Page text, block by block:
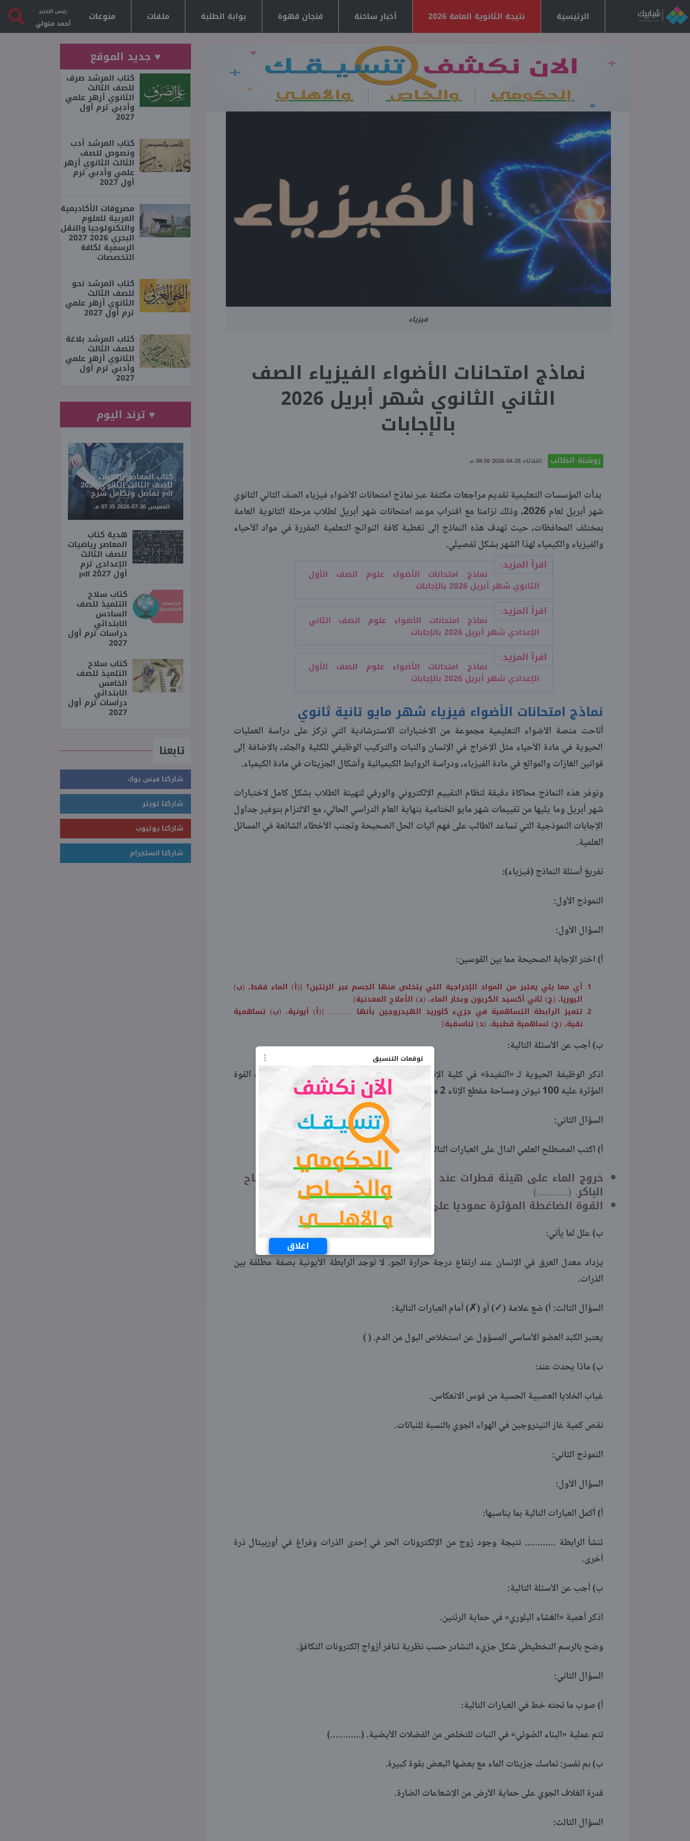
توقعات التنسيق
اغلاق
الرئيسية نتيجة الثانوية العامة 2026 أخبار ساخنة فنجان قهوة بوابة الطلبة ملفات منوعات رئيس التحرير
أحمد متولي
فيزياء
نماذج امتحانات الأضواء الفيزياء الصف
الثاني الثانوي شهر أبريل 2026
بالإجابات
روشتة الطالب الثلاثاء 28-04-2026 08:50 مـ
بدأت المؤسسات التعليمية تقديم مراجعات مكثفة عبر نماذج امتحانات الأضواء فيزياء الصف الثاني الثانوي
شهر أبريل لعام 2026، وذلك تزامنا مع اقتراب موعد امتحانات شهر أبريل لطلاب مرحلة الثانوية العامة
بمختلف المحافظات، حيث تهدف هذه النماذج إلى تغطية كافة النواتج التعلمية المقررة في مواد الأحياء
والفيزياء والكيمياء لهذا الشهر بشكل تفصيلي.
اقرأ المزيد:
نماذج امتحانات الأضواء علوم الصف الأول
الثانوي شهر أبريل 2026 بالإجابات
اقرأ المزيد:
نماذج امتحانات الأضواء علوم الصف الثاني
الإعدادي شهر أبريل 2026 بالإجابات
اقرأ المزيد:
نماذج امتحانات الأضواء علوم الصف الأول
الإعدادي شهر أبريل 2026 بالإجابات
نماذج امتحانات الأضواء فيزياء شهر مايو تانية ثانوي
أتاحت منصة الأضواء التعليمية مجموعة من الاختبارات الاسترشادية التي تركز على دراسة العمليات
الحيوية في مادة الأحياء مثل الإخراج في الإنسان والنبات والتركيب الوظيفي للكلية والجلد، بالإضافة إلى
قوانين الغازات والموائع في مادة الفيزياء، ودراسة الروابط الكيميائية وأشكال الجزيئات في مادة الكيمياء.
وتوفر هذه النماذج محاكاة دقيقة لنظام التقييم الإلكتروني والورقي لتهيئة الطلاب بشكل كامل لاختبارات
شهر أبريل وما يليها من تقييمات شهر مايو الختامية بنهاية العام الدراسي الحالي، مع الالتزام بتوفير جداول
الإجابات النموذجية التي تساعد الطالب على فهم آليات الحل الصحيحة وتجنب الأخطاء الشائعة في المسائل
العلمية.
تفريغ أسئلة النماذج (فيزياء):
النموذج الأول:
السؤال الأول:
أ) اختر الإجابة الصحيحة مما بين القوسين:
أي مما يلي يعتبر من المواد الإخراجية التي يتخلص منها الجسم عبر الرئتين؟ [(أ) الماء فقط، (ب)
اليوريا، (ج) ثاني أكسيد الكربون وبخار الماء، (د) الأملاح المعدنية]
تتميز الرابطة التساهمية في جزيء كلوريد الهيدروجين بأنها ............ [(أ) أيونية، (ب) تساهمية
نقية، (ج) تساهمية قطبية، (د) تناسقية]
ب) أجب عن الأسئلة التالية:
اذكر الوظيفة الحيوية لـ «النفيدة» في كلية الإنسان. احسب ضغط غاز محبوس في إناء إذا كانت القوة
المؤثرة عليه 100 نيوتن ومساحة مقطع الإناء 2 متر مربع.
السؤال الثاني:
أ) اكتب المصطلح العلمي الدال على العبارات التالية:
خروج الماء على هيئة قطرات عند أطراف أوراق بعض النباتات في الصباح
الباكر. (............)
القوة الضاغطة المؤثرة عموديا على وحدة المساحات. (............)
ب) علل لما يأتي:
يزداد معدل العرق في الإنسان عند ارتفاع درجة حرارة الجو. لا توجد الرابطة الأيونية بصفة مطلقة بين
الذرات.
السؤال الثالث: أ) ضع علامة (✓) أو (✗) أمام العبارات التالية:
يعتبر الكبد العضو الأساسي المسؤول عن استخلاص البول من الدم. ( )
ب) ماذا يحدث عند:
غياب الخلايا العصبية الحسية من قوس الانعكاس.
نقص كمية غاز النيتروجين في الهواء الجوي بالنسبة للنباتات.
النموذج الثاني:
السؤال الأول:
أ) أكمل العبارات التالية بما يناسبها:
تنشأ الرابطة ............ نتيجة وجود زوج من الإلكترونات الحر في إحدى الذرات وفراغ في أوربيتال ذرة
أخرى.
ب) أجب عن الأسئلة التالية:
اذكر أهمية «الغشاء البلوري» في حماية الرئتين.
وضح بالرسم التخطيطي شكل جزيء النشادر حسب نظرية تنافر أزواج إلكترونات التكافؤ.
السؤال الثاني:
أ) صوب ما تحته خط في العبارات التالية:
تتم عملية «البناء الضوئي» في النبات للتخلص من الفضلات الأيضية. (............)
ب) بم تفسر: تماسك جزيئات الماء مع بعضها البعض بقوة كبيرة.
قدرة الغلاف الجوي على حماية الأرض من الإشعاعات الضارة.
السؤال الثالث:
♥ جديد الموقع
كتاب المرشد صرف
للصف الثالث
الثانوي أزهر علمي
وأدبي ترم أول
2027
كتاب المرشد أدب
ونصوص للصف
الثالث الثانوي أزهر
علمي وأدبي ترم
أول 2027
مصروفات الأكاديمية
العربية للعلوم
والتكنولوجيا والنقل
البحري 2026 2027
الرسمية لكافة
التخصصات
كتاب المرشد نحو
للصف الثالث
الثانوي أزهر علمي
ترم أول 2027
كتاب المرشد بلاغة
للصف الثالث
الثانوي أزهر علمي
وأدبي ترم أول
2027
♥ ترند اليوم
كتاب المعاصر رياضيات بحته
للصف الثالث الثانوي 2027
pdf تفاضل وتكامل شرح
الخميس 30-07-2026 07:35 مـ
هدية كتاب
المعاصر رياضيات
للصف الثالث
الإعدادي ترم
أول 2027 pdf
كتاب سلاح
التلميذ للصف
السادس
الابتدائي
دراسات ترم أول
2027
كتاب سلاح
التلميذ للصف
الخامس
الابتدائي
دراسات ترم أول
2027
تابعنا
شاركنا فيس بوك
شاركنا تويتر
شاركنا يوتيوب
شاركنا انستجرام